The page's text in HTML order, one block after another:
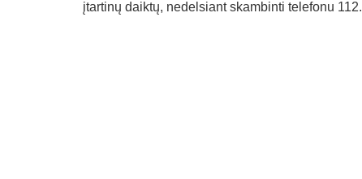
įtartinų daiktų, nedelsiant skambinti telefonu 112.